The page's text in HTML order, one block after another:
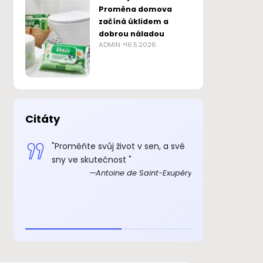
Proměna domova
začíná úklidem a
dobrou náladou
ADMIN 16.5.2026
Citáty
"Proměňte svůj život v sen, a své
sny ve skutečnost "
Antoine de Saint-Exupéry